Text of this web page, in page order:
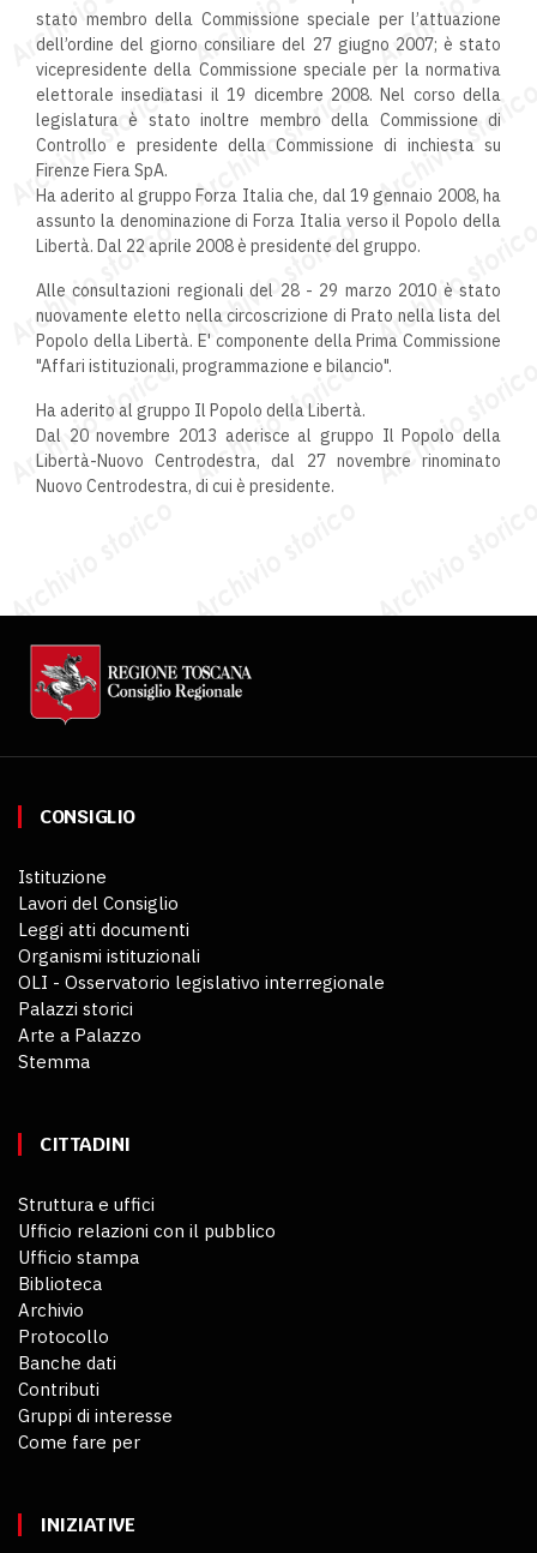
stato membro della Commissione speciale per l’attuazione
dell’ordine del giorno consiliare del 27 giugno 2007; è stato
vicepresidente della Commissione speciale per la normativa
elettorale insediatasi il 19 dicembre 2008. Nel corso della
legislatura è stato inoltre membro della Commissione di
Controllo e presidente della Commissione di inchiesta su
Firenze Fiera SpA.
Ha aderito al gruppo Forza Italia che, dal 19 gennaio 2008, ha
assunto la denominazione di Forza Italia verso il Popolo della
Libertà. Dal 22 aprile 2008 è presidente del gruppo.
Alle consultazioni regionali del 28 - 29 marzo 2010 è stato
nuovamente eletto nella circoscrizione di Prato nella lista del
Popolo della Libertà. E' componente della Prima Commissione
"Affari istituzionali, programmazione e bilancio".
Ha aderito al gruppo Il Popolo della Libertà.
Dal 20 novembre 2013 aderisce al gruppo Il Popolo della
Libertà-Nuovo Centrodestra, dal 27 novembre rinominato
Nuovo Centrodestra, di cui è presidente.
CONSIGLIO
Istituzione
Lavori del Consiglio
Leggi atti documenti
Organismi istituzionali
OLI - Osservatorio legislativo interregionale
Palazzi storici
Arte a Palazzo
Stemma
CITTADINI
Struttura e uffici
Ufficio relazioni con il pubblico
Ufficio stampa
Biblioteca
Archivio
Protocollo
Banche dati
Contributi
Gruppi di interesse
Come fare per
INIZIATIVE